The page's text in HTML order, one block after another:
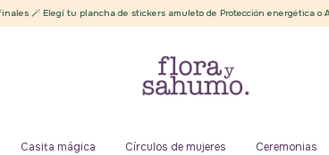
tu plancha de stickers amuleto de Protección energética o Abundancia ✨
Casita mágica Círculos de mujeres Ceremonias